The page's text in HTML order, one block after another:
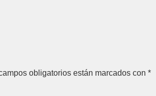
obligatorios están marcados con *